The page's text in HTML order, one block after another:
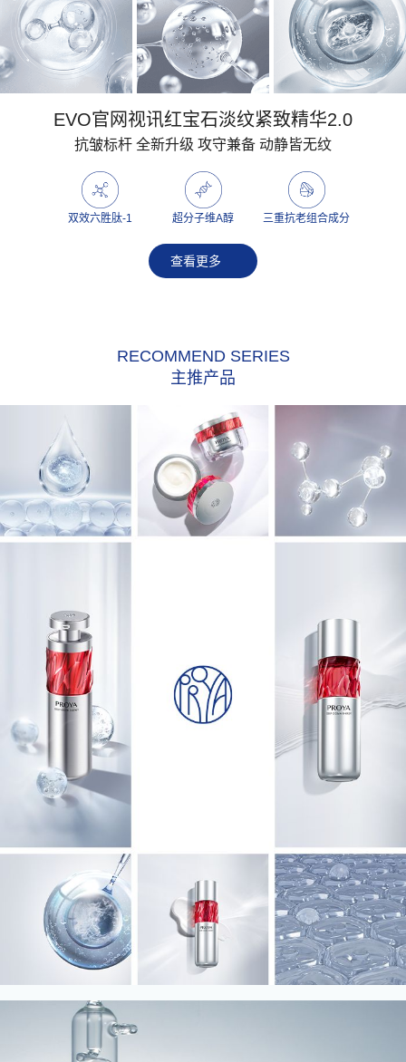
EVO官网视讯红宝石淡纹紧致精华2.0
抗皱标杆 全新升级 攻守兼备 动静皆无纹
双效六胜肽-1 超分子维A醇 三重抗老组合成分
查看更多
RECOMMEND SERIES
主推产品